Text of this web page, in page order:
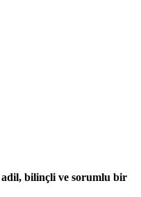
adil, bilinçli ve sorumlu bir